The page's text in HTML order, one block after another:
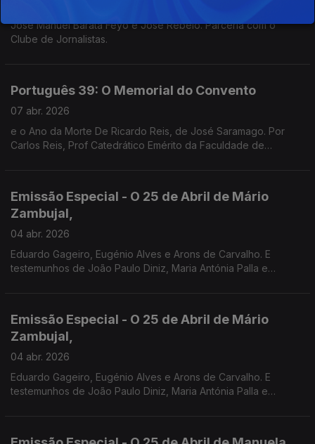
José Manuel Barata Feyo e José Rebelo. Parceria com o
Clube de Jornalistas.
Português 39: O Memorial do Convento
07 abr. 2026
e o Ano da Morte De Ricardo Reis, de José Saramago. Por
Carlos Reis, Prof Catedrático Emérito da Faculdade de
Emissão Especial - O 25 de Abril de Mário
Zambujal,
04 abr. 2026
Eduardo Gageiro, Eugénio Alves e Arons de Carvalho. E
testemunhos de João Paulo Diniz, Maria Antónia Palla e
Emissão Especial - O 25 de Abril de Mário
Zambujal,
04 abr. 2026
Eduardo Gageiro, Eugénio Alves e Arons de Carvalho. E
testemunhos de João Paulo Diniz, Maria Antónia Palla e